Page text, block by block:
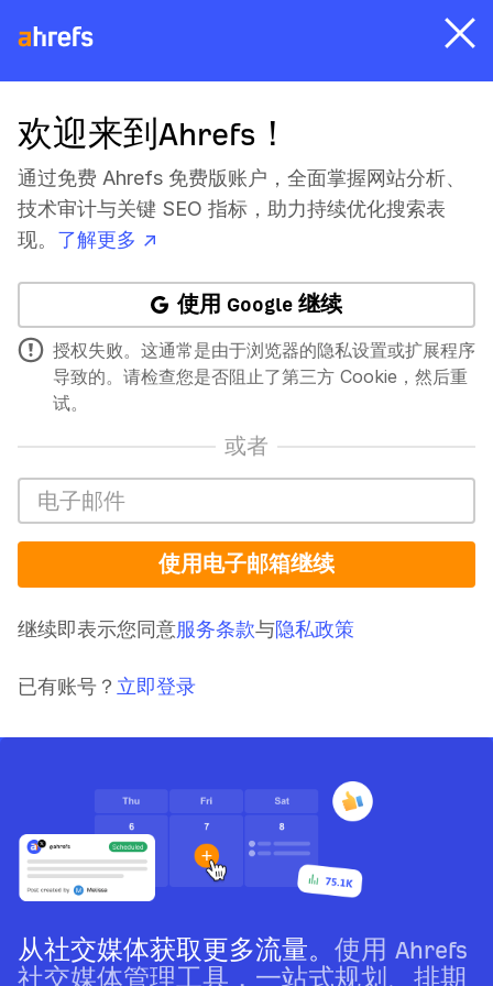
欢迎来到Ahrefs！
通过免费 Ahrefs 免费版账户，全面掌握网站分析、
技术审计与关键 SEO 指标，助力持续优化搜索表
现。 了解更多 ↗
使用 Google 继续
授权失败。这通常是由于浏览器的隐私设置或扩展程序
导致的。请检查您是否阻止了第三方 Cookie，然后重
试。
或者
使用电子邮箱继续
继续即表示您同意服务条款与隐私政策
已有账号？ 立即登录
从社交媒体获取更多流量。 使用 Ahrefs
社交媒体管理工具，一站式规划、排期